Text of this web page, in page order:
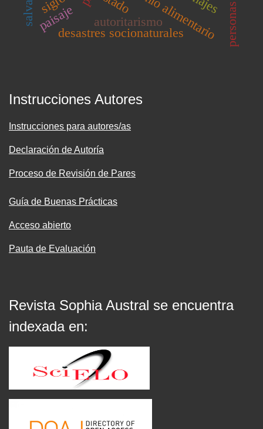
desastres socionaturales
autoritarismo
paisaje
Instrucciones Autores
Instrucciones para autores/as
Declaración de Autoría
Proceso de Revisión de Pares
Guía de Buenas Prácticas
Acceso abierto
Pauta de Evaluación
Revista Sophia Austral se encuentra
indexada en: